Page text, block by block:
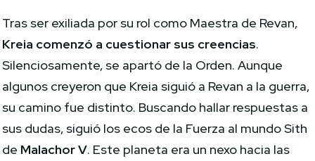
Tras ser exiliada por su rol como Maestra de Revan,
Kreia comenzó a cuestionar sus creencias.
Silenciosamente, se apartó de la Orden. Aunque
algunos creyeron que Kreia siguió a Revan a la guerra,
su camino fue distinto. Buscando hallar respuestas a
sus dudas, siguió los ecos de la Fuerza al mundo Sith
de Malachor V. Este planeta era un nexo hacia las